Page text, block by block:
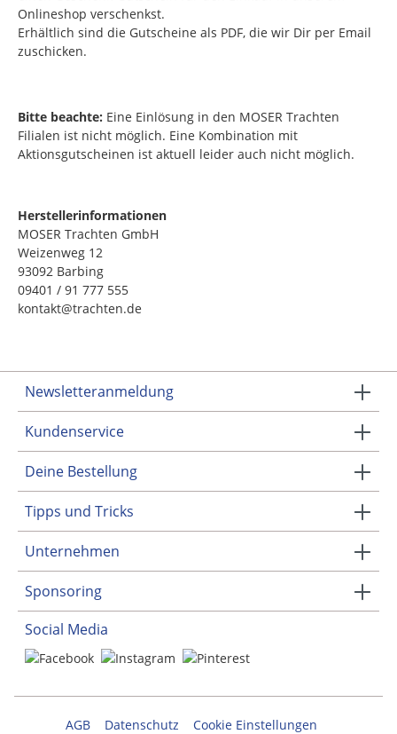
Onlineshop verschenkst.
Erhältlich sind die Gutscheine als PDF, die wir Dir per Email
zuschicken.
Bitte beachte: Eine Einlösung in den MOSER Trachten
Filialen ist nicht möglich. Eine Kombination mit
Aktionsgutscheinen ist aktuell leider auch nicht möglich.
Herstellerinformationen
MOSER Trachten GmbH
Weizenweg 12
93092 Barbing
09401 / 91 777 555
kontakt@trachten.de
Newsletteranmeldung
Kundenservice
Deine Bestellung
Tipps und Tricks
Unternehmen
Sponsoring
Social Media
AGB Datenschutz Cookie Einstellungen